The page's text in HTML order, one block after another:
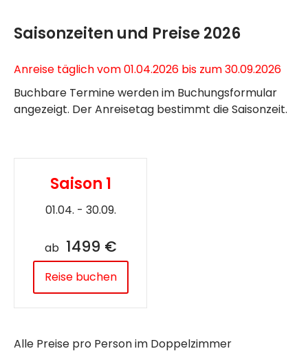
Saisonzeiten und Preise 2026
Anreise täglich vom 01.04.2026 bis zum 30.09.2026
Buchbare Termine werden im Buchungsformular
angezeigt. Der Anreisetag bestimmt die Saisonzeit.
Saison 1
01.04. - 30.09.
ab 1499 €
Reise buchen
Alle Preise pro Person im Doppelzimmer